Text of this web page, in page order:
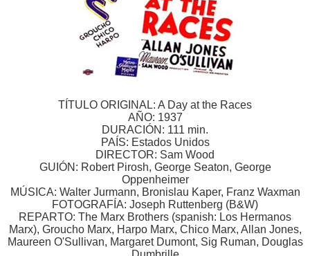
TÍTULO ORIGINAL: A Day at the Races
AÑO: 1937
DURACIÓN: 111 min.
PAÍS: Estados Unidos
DIRECTOR: Sam Wood
GUIÓN: Robert Pirosh, George Seaton, George
Oppenheimer
MÚSICA: Walter Jurmann, Bronislau Kaper, Franz Waxman
FOTOGRAFÍA: Joseph Ruttenberg (B&W)
REPARTO: The Marx Brothers (spanish: Los Hermanos
Marx), Groucho Marx, Harpo Marx, Chico Marx, Allan Jones,
Maureen O'Sullivan, Margaret Dumont, Sig Ruman, Douglas